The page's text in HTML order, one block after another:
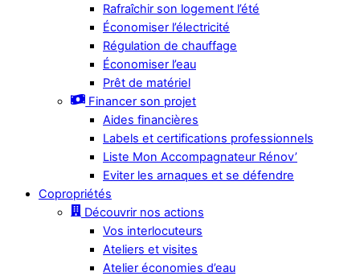
Rafraîchir son logement l’été
Économiser l’électricité
Régulation de chauffage
Économiser l’eau
Prêt de matériel
Financer son projet
Aides financières
Labels et certifications professionnels
Liste Mon Accompagnateur Rénov’
Eviter les arnaques et se défendre
Copropriétés
Découvrir nos actions
Vos interlocuteurs
Ateliers et visites
Atelier économies d’eau